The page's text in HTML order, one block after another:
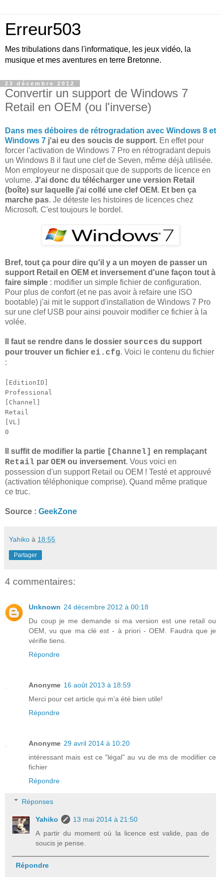
Erreur503
Mes tribulations dans l'informatique, les jeux vidéo, la
musique et mes aventures en terre Bretonne.
23 décembre 2012
Convertir un support de Windows 7
Retail en OEM (ou l'inverse)
Dans mes déboires de rétrogradation avec Windows 8 et
Windows 7 j'ai eu des soucis de support. En effet pour
forcer l'activation de Windows 7 Pro en rétrogradant depuis
un Windows 8 il faut une clef de Seven, même déjà utilisée.
Mon employeur ne disposait que de supports de licence en
volume. J'ai donc du télécharger une version Retail
(boîte) sur laquelle j'ai collé une clef OEM. Et ben ça
marche pas. Je déteste les histoires de licences chez
Microsoft. C'est toujours le bordel.
Bref, tout ça pour dire qu'il y a un moyen de passer un
support Retail en OEM et inversement d'une façon tout à
faire simple : modifier un simple fichier de configuration.
Pour plus de confort (et ne pas avoir à refaire une ISO
bootable) j'ai mit le support d'installation de Windows 7 Pro
sur une clef USB pour ainsi pouvoir modifier ce fichier à la
volée.
Il faut se rendre dans le dossier sources du support
pour trouver un fichier ei.cfg. Voici le contenu du fichier
:
[EditionID]
Professional
[Channel]
Retail
[VL]
0
Il suffit de modifier la partie [Channel] en remplaçant
Retail par OEM ou inversement. Vous voici en
possession d'un support Retail ou OEM ! Testé et approuvé
(activation téléphonique comprise). Quand même pratique
ce truc.
Source : GeekZone
Yahiko à 18:55
Partager
4 commentaires:
Unknown 24 décembre 2012 à 00:18
Du coup je me demande si ma version est une retail ou
OEM, vu que ma clé est - à priori - OEM. Faudra que je
vérifie tiens.
Répondre
Anonyme 16 août 2013 à 18:59
Merci pour cet article qui m'a été bien utile!
Répondre
Anonyme 29 avril 2014 à 10:20
intéressant mais est ce "légal" au vu de ms de modifier ce
fichier
Répondre
Réponses
Yahiko
13 mai 2014 à 21:50
A partir du moment où la licence est valide, pas de
soucis je pense.
Répondre